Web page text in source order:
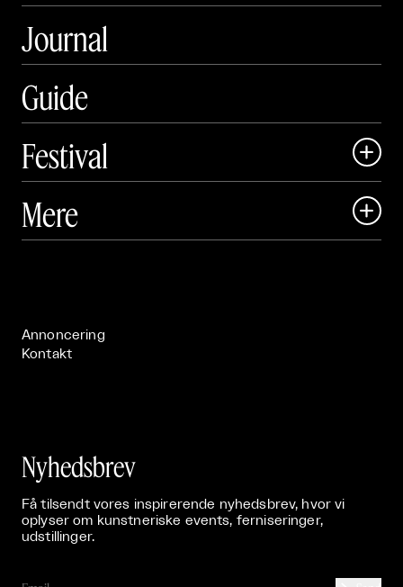
Journal
Guide
Festival

 Art Matter Festival
Mere 
Annoncering
Kontakt
Nyhedsbrev
Få tilsendt vores inspirerende nyhedsbrev, hvor vi
oplyser om kunstneriske events, ferniseringer,
udstillinger.